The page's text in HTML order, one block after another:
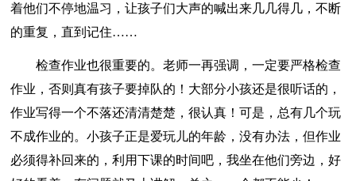
着他们不停地温习，让孩子们大声的喊出来几几得几，不断
的重复，直到记住……
检查作业也很重要的。老师一再强调，一定要严格检查
作业，否则真有孩子要掉队的！大部分小孩还是很听话的，
作业写得一个不落还清清楚楚，很认真！可是，总有几个玩
不成作业的。小孩子正是爱玩儿的年龄，没有办法，但作业
必须得补回来的，利用下课的时间吧，我坐在他们旁边，好